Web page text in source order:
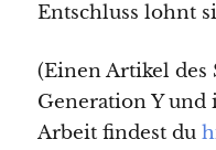
Entschluss lohnt
(Einen Artikel des
Generation Y
Arbeit findest du